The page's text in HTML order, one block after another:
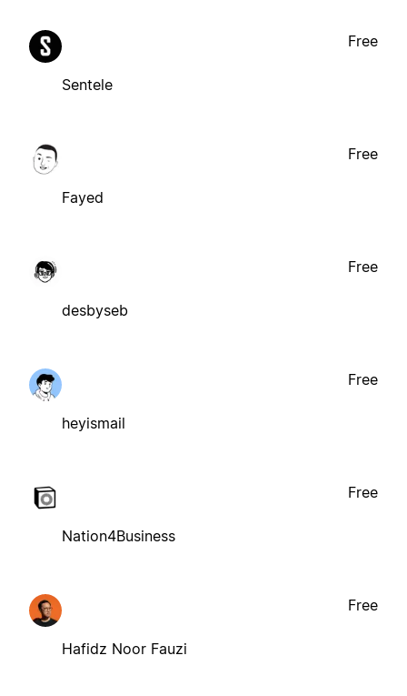
Sentele
Free
Fayed
Free
desbyseb
Free
heyismail
Free
Nation4Business
Free
Hafidz Noor Fauzi
Free